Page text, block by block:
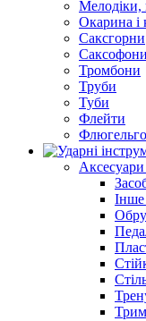
Мелодіки,
Окарина і
Саксгорни
Саксофони
Тромбони
Труби
Туби
Флейти